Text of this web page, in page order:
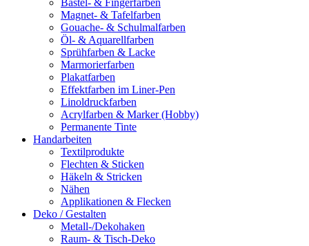
Bastel- & Fingerfarben
Magnet- & Tafelfarben
Gouache- & Schulmalfarben
Öl- & Aquarellfarben
Sprühfarben & Lacke
Marmorierfarben
Plakatfarben
Effektfarben im Liner-Pen
Linoldruckfarben
Acrylfarben & Marker (Hobby)
Permanente Tinte
Handarbeiten
Textilprodukte
Flechten & Sticken
Häkeln & Stricken
Nähen
Applikationen & Flecken
Deko / Gestalten
Metall-/Dekohaken
Raum- & Tisch-Deko